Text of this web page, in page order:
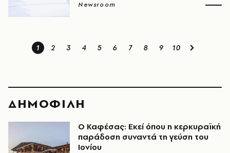
Newsroom
1 2 3 4 5 6 7 8 9 10
ΔΗΜΟΦΙΛΗ
Ο Καφέσας: Εκεί όπου η κερκυραϊκή
παράδοση συναντά τη γεύση του
Ιονίου